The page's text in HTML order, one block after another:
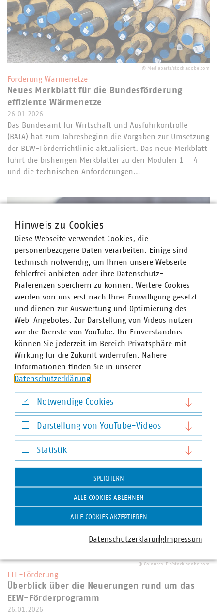
© Mediaparts/stock.adobe.com
Förderung Wärmenetze
Neues Merkblatt für die Bundesförderung
effiziente Wärmenetze
26.01.2026
Das Bundesamt für Wirtschaft und Ausfuhrkontrolle
(BAFA) hat zum Jahresbeginn die Vorgaben zur Umsetzung
der BEW-Förderrichtlinie aktualisiert. Das neue Merkblatt
führt die bisherigen Merkblätter zu den Modulen 1 – 4
und die technischen Anforderungen…
Maria Fuchs/stock.adobe.com
Energie- und Stromsteuer
Umfangreiche Änderungen des Energie- und
Stromsteuergesetzes seit 01.01.2026 in Kraft
Zum 01.01.2026 sind neue Regelungen im Energie- und
Stromsteuergesetz in Kraft getreten. Neben
Vereinfachungen in Bezug auf die Steuerentstehung bei
der E-Mobilität und Batteriespeichern sieht das Gesetz
neue Pflichten für Versorger vor. Die…
© Coloures_Pic/stock.adobe.com
EEE-Förderung
Überblick über die Neuerungen rund um das
EEW-Förderprogramm
26.01.2026
Hinweis zu Cookies
Diese Webseite verwendet Cookies, die
personenbezogene Daten verarbeiten. Einige sind
technisch notwendig, um Ihnen unsere Webseite
fehlerfrei anbieten oder ihre Datenschutz-
Präferenzen speichern zu können. Weitere Cookies
werden von uns erst nach Ihrer Einwilligung gesetzt
und dienen zur Auswertung und Optimierung des
Web-Angebotes. Zur Darstellung von Videos nutzen
wir die Dienste von YouTube. Ihr Einverständnis
können Sie jederzeit im Bereich Privatsphäre mit
Wirkung für die Zukunft widerrufen. Nähere
Informationen finden Sie in unserer
Datenschutzerklärung
Notwendige Cookies
Notwendige Cookies
Darstellung von YouTube-Videos
Darstellung von YouTube-Videos
Statistik
Statistik
SPEICHERN
ALLE COOKIES ABLEHNEN
ALLE COOKIES AKZEPTIEREN
DatenschutzerklärungImpressum